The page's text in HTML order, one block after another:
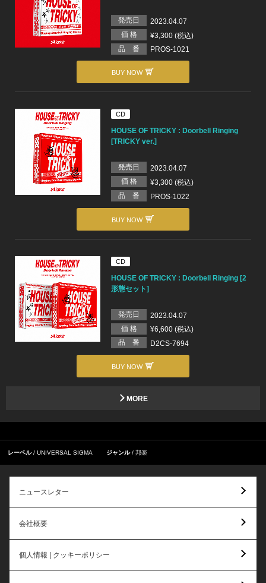
発売日
2023.04.07
価 格
¥3,300 (税込)
品 番
PROS-1021
BUY NOW
CD
HOUSE OF TRICKY : Doorbell Ringing
[TRICKY ver.]
発売日
2023.04.07
価 格
¥3,300 (税込)
品 番
PROS-1022
BUY NOW
CD
HOUSE OF TRICKY : Doorbell Ringing [2
形態セット]
発売日
2023.04.07
価 格
¥6,600 (税込)
品 番
D2CS-7694
BUY NOW
MORE
レーベル UNIVERSAL SIGMA ジャンル 邦楽
ニュースレター
会社概要
個人情報 | クッキーポリシー